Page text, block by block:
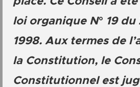
loi organique N° 19 du
1998. Aux termes de
la Constitution, le
Constitutionnel est